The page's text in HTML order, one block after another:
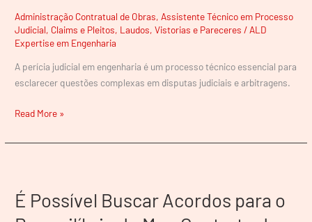
Administração Contratual de Obras, Assistente Técnico em Processo
Judicial, Claims e Pleitos, Laudos, Vistorias e Pareceres / ALD
Expertise em Engenharia
A perícia judicial em engenharia é um processo técnico essencial para
esclarecer questões complexas em disputas judiciais e arbitragens.
na
Perícia
Judicial?
Read More »
É Possível Buscar Acordos para o
Buscar